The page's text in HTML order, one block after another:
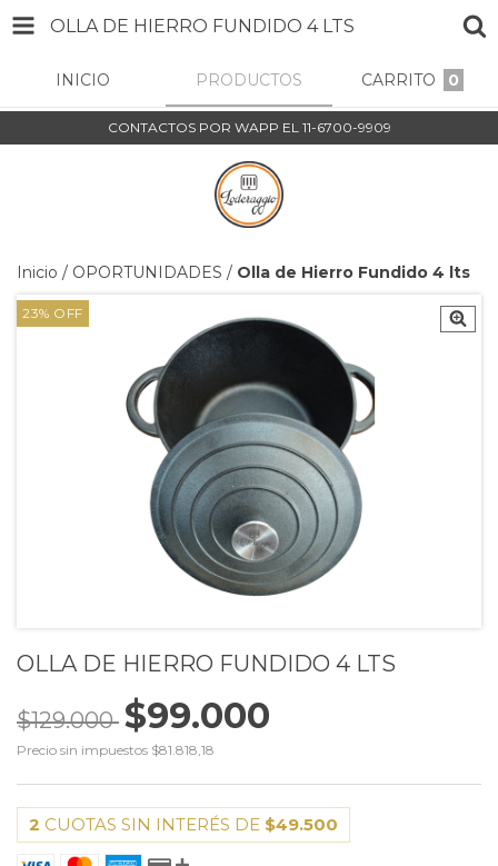
OLLA DE HIERRO FUNDIDO 4 LTS
INICIO PRODUCTOS CARRITO 0
CONTACTOS POR WAPP EL 11-6700-9909
Inicio / OPORTUNIDADES / Olla de Hierro Fundido 4 lts
23% OFF
OLLA DE HIERRO FUNDIDO 4 LTS
$129.000 $99.000
Precio sin impuestos $81.818,18
2 CUOTAS SIN INTERÉS DE $49.500